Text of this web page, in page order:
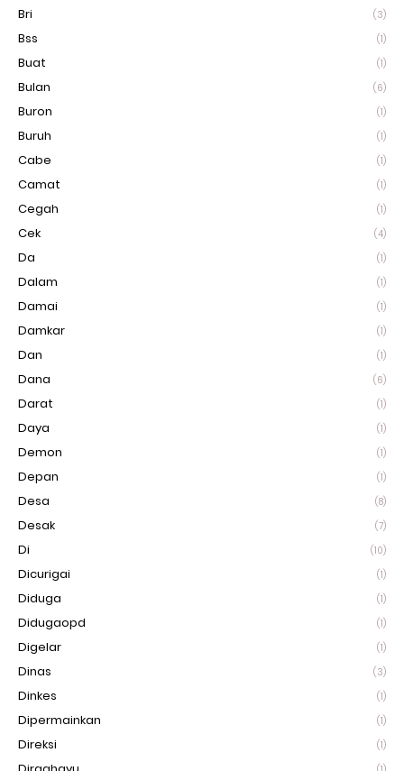
Bri (3)
Bss (1)
Buat (1)
Bulan (6)
Buron (1)
Buruh (1)
Cabe (1)
Camat (1)
Cegah (1)
Cek (4)
Da (1)
Dalam (1)
Damai (1)
Damkar (1)
Dan (1)
Dana (6)
Darat (1)
Daya (1)
Demon (1)
Depan (1)
Desa (8)
Desak (7)
Di (10)
Dicurigai (1)
Diduga (1)
Didugaopd (1)
Digelar (1)
Dinas (3)
Dinkes (1)
Dipermainkan (1)
Direksi (1)